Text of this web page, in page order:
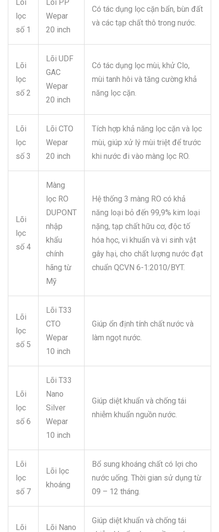
Lõi
lọc
số 1
Lõi PP
Wepar
20 inch
Có tác dụng lọc cặn bẩn, bùn đất
và các tạp chất thô trong nước.
Lõi
lọc
số 2
Lõi UDF
GAC
Wepar
20 inch
Có tác dụng lọc mùi, khử Clo,
mùi tanh hôi và tăng cường khả
năng lọc cặn.
Lõi
lọc
số 3
Lõi CTO
Wepar
20 inch
Tích hợp khả năng lọc cặn và lọc
mùi, giúp xử lý mùi triệt để trước
khi nước đi vào màng lọc RO.
Lõi
lọc
số 4
Màng
lọc RO
DUPONT
nhập
khẩu
chính
hãng từ
Mỹ
Hệ thống 3 màng RO có khả
năng loại bỏ đến 99,9% kim loại
nặng, tạp chất hữu cơ, độc tố
hóa học, vi khuẩn và vi sinh vật
gây hại, cho chất lượng nước đạt
chuẩn QCVN 6-1:2010/BYT.
Lõi
lọc
số 5
Lõi T33
CTO
Wepar
10 inch
Giúp ổn định tính chất nước và
làm ngọt nước.
Lõi
lọc
số 6
Lõi T33
Nano
Silver
Wepar
10 inch
Giúp diệt khuẩn và chống tái
nhiễm khuẩn nguồn nước.
Lõi
lọc
số 7
Lõi lọc
khoáng
Bổ sung khoáng chất có lợi cho
nước uống. Thời gian sử dụng từ
09 – 12 tháng.
Lõi
Lõi Nano
Giúp diệt khuẩn và chống tái